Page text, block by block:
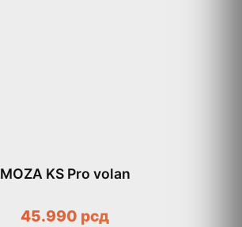
MOZA KS Pro volan
45.990 рсд